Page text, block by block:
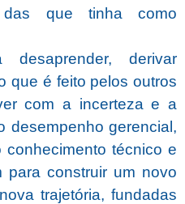
das que tinha como
derivar
que é feito pelos outros
com a incerteza e a
desempenho gerencial,
técnico e
para construir um novo
trajetória, fundadas